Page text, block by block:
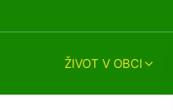
ŽIVOT V OBCI